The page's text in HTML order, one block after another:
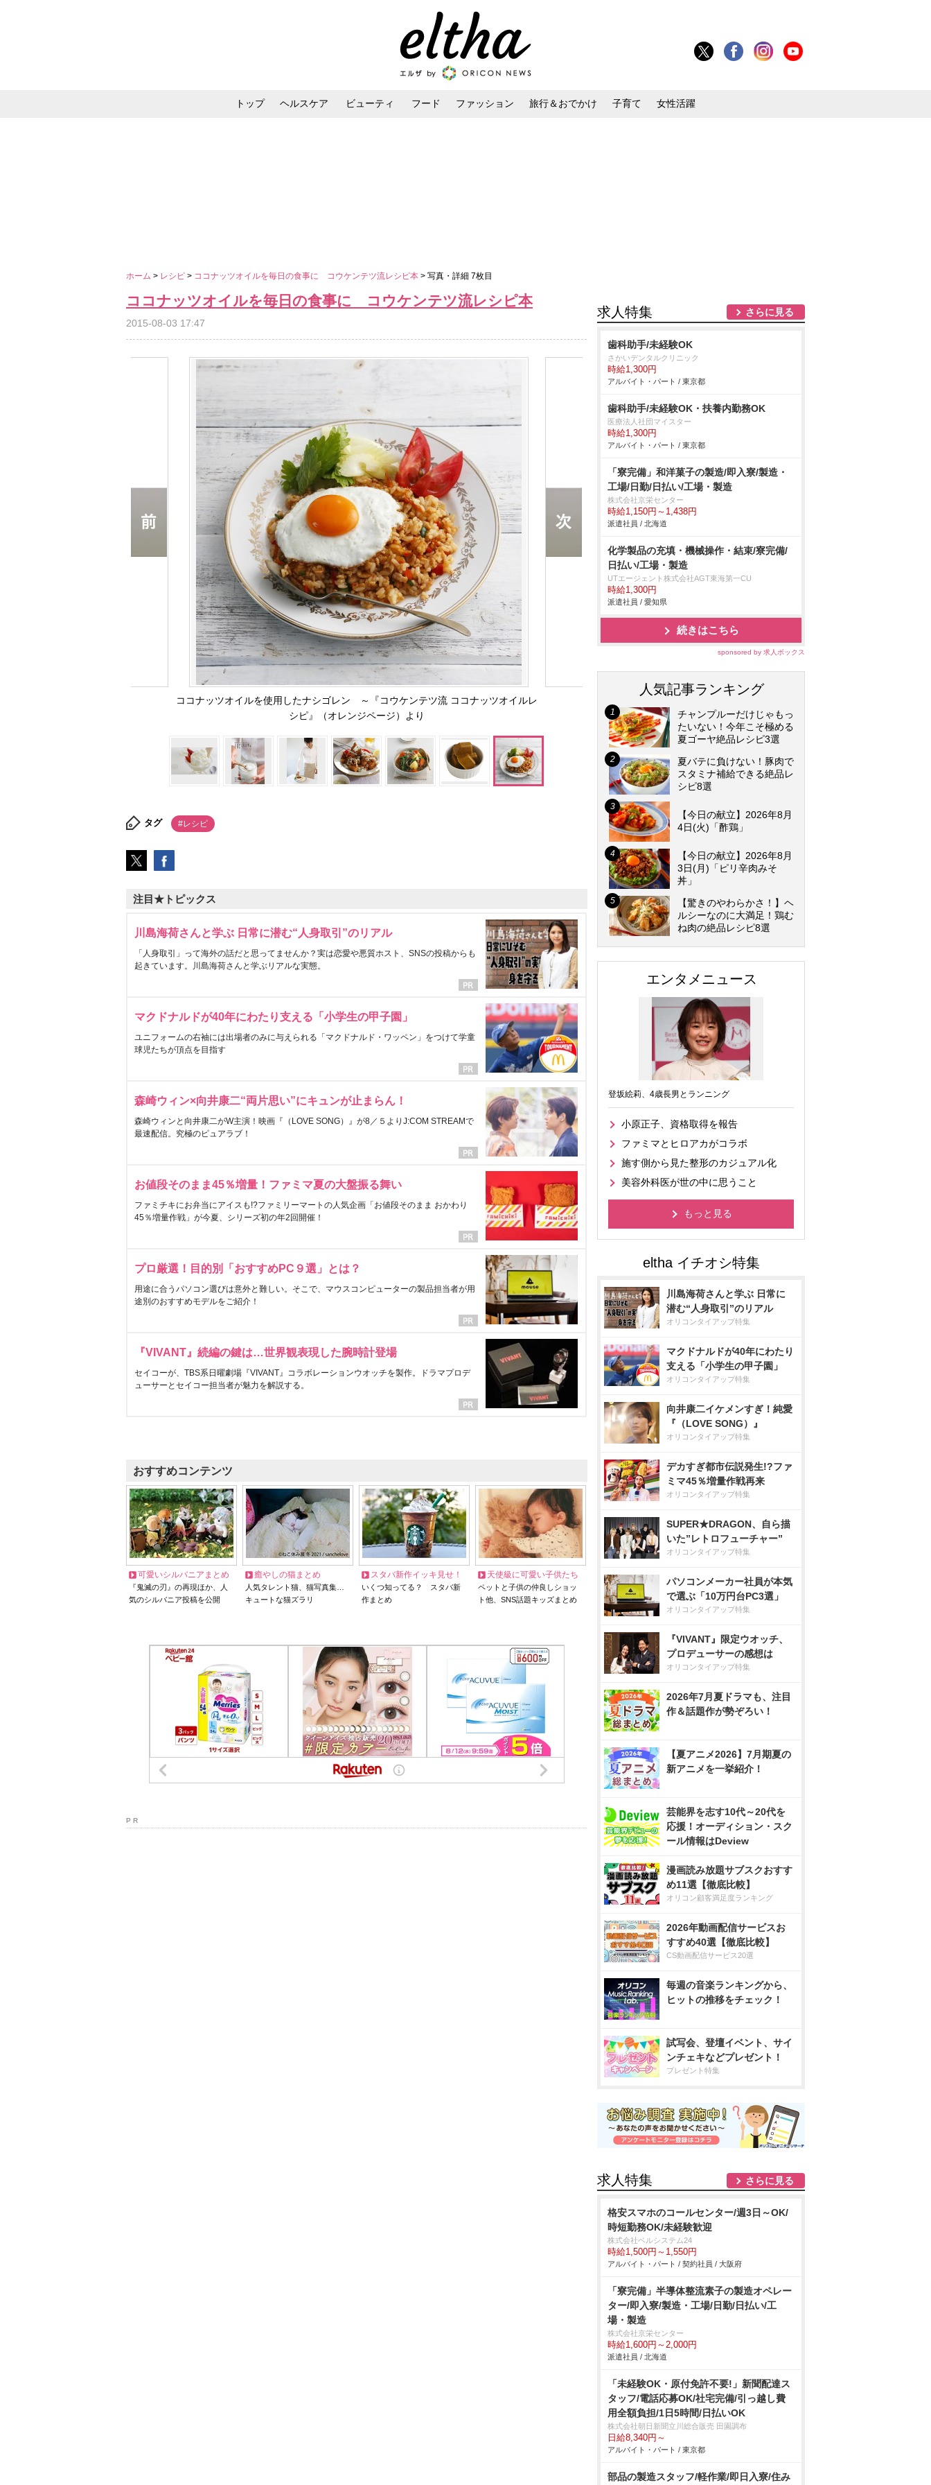
トップ ヘルスケア ビューティ フード ファッション 旅行＆おでかけ 子育て 女性活躍
ホーム > レシピ > ココナッツオイルを毎日の食事に コウケンテツ流レシピ本 > 写真・詳細 7枚目
ココナッツオイルを毎日の食事に コウケンテツ流レシピ本
2015-08-03 17:47
ココナッツオイルを使用したナシゴレン ～『コウケンテツ流 ココナッツオイルレ
シピ』（オレンジページ）より
タグ #レシピ
注目★トピックス
川島海荷さんと学ぶ 日常に潜む“人身取引”のリアル
「人身取引」って海外の話だと思ってませんか？実は恋愛や悪質ホスト、SNSの投稿からも
起きています。川島海荷さんと学ぶリアルな実態。
マクドナルドが40年にわたり支える「小学生の甲子園」
ユニフォームの右袖には出場者のみに与えられる「マクドナルド・ワッペン」をつけて学童
球児たちが頂点を目指す
森崎ウィン×向井康二“両片思い”にキュンが止まらん！
森崎ウィンと向井康二がW主演！映画『（LOVE SONG）』が8／５よりJ:COM STREAMで
最速配信。究極のピュアラブ！
お値段そのまま45％増量！ファミマ夏の大盤振る舞い
ファミチキにお弁当にアイスも!?ファミリーマートの人気企画「お値段そのまま おかわり
45％増量作戦」が今夏、シリーズ初の年2回開催！
プロ厳選！目的別「おすすめPC９選」とは？
用途に合うパソコン選びは意外と難しい。そこで、マウスコンピューターの製品担当者が用
途別のおすすめモデルをご紹介！
『VIVANT』続編の鍵は…世界観表現した腕時計登場
セイコーが、TBS系日曜劇場『VIVANT』コラボレーションウオッチを製作。ドラマプロデ
ューサーとセイコー担当者が魅力を解説する。
おすすめコンテンツ
可愛いシルバニアまとめ
『鬼滅の刃』の再現ほか、人
気のシルバニア投稿を公開
癒やしの猫まとめ
人気タレント猫、猫写真集…
キュートな猫ズラリ
スタバ新作イッキ見せ！
いくつ知ってる？ スタバ新
作まとめ
天使級に可愛い子供たち
ペットと子供の仲良しショッ
ト他、SNS話題キッズまとめ
P R
求人特集 さらに見る
歯科助手/未経験OK
さかいデンタルクリニック
時給1,300円
アルバイト・パート / 東京都
歯科助手/未経験OK・扶養内勤務OK
医療法人社団マイスター
時給1,300円
アルバイト・パート / 東京都
「寮完備」和洋菓子の製造/即入寮/製造・
工場/日勤/日払い/工場・製造
株式会社京栄センター
時給1,150円～1,438円
派遣社員 / 北海道
化学製品の充填・機械操作・結束/寮完備/
日払い/工場・製造
UTエージェント株式会社AGT東海第一CU
時給1,300円
派遣社員 / 愛知県
続きはこちら
sponsored by 求人ボックス
人気記事ランキング
チャンプルーだけじゃもっ
たいない！今年こそ極める
夏ゴーヤ絶品レシピ3選
夏バテに負けない！豚肉で
スタミナ補給できる絶品レ
シピ8選
【今日の献立】2026年8月
4日(火)「酢鶏」
【今日の献立】2026年8月
3日(月)「ピリ辛肉みそ
丼」
【驚きのやわらかさ！】ヘ
ルシーなのに大満足！鶏む
ね肉の絶品レシピ8選
エンタメニュース
登坂絵莉、4歳長男とランニング
小原正子、資格取得を報告
ファミマとヒロアカがコラボ
施す側から見た整形のカジュアル化
美容外科医が世の中に思うこと
もっと見る
川島海荷さんと学ぶ 日常に
潜む“人身取引”のリアル
オリコンタイアップ特集
マクドナルドが40年にわたり
支える「小学生の甲子園」
オリコンタイアップ特集
向井康二イケメンすぎ！純愛
『（LOVE SONG）』
オリコンタイアップ特集
デカすぎ都市伝説発生!?ファ
ミマ45％増量作戦再来
オリコンタイアップ特集
SUPER★DRAGON、自ら描
いた”レトロフューチャー”
オリコンタイアップ特集
パソコンメーカー社員が本気
で選ぶ「10万円台PC3選」
オリコンタイアップ特集
『VIVANT』限定ウオッチ、
プロデューサーの感想は
オリコンタイアップ特集
2026年7月夏ドラマも、注目
作＆話題作が勢ぞろい！
【夏アニメ2026】7月期夏の
新アニメを一挙紹介！
芸能界を志す10代～20代を
応援！オーディション・スク
ール情報はDeview
漫画読み放題サブスクおすす
め11選【徹底比較】
オリコン顧客満足度ランキング
2026年動画配信サービスお
すすめ40選【徹底比較】
CS動画配信サービス20選
毎週の音楽ランキングから、
ヒットの推移をチェック！
試写会、登壇イベント、サイ
ンチェキなどプレゼント！
プレゼント特集
求人特集 さらに見る
格安スマホのコールセンター/週3日～OK/
時短勤務OK/未経験歓迎
株式会社ベルシステム24
時給1,500円～1,550円
アルバイト・パート / 契約社員 / 大阪府
「寮完備」半導体整流素子の製造オペレー
ター/即入寮/製造・工場/日勤/日払い/工
場・製造
株式会社京栄センター
時給1,600円～2,000円
派遣社員 / 北海道
「未経験OK・原付免許不要!」新聞配達ス
タッフ/電話応募OK/社宅完備/引っ越し費
用全額負担/1日5時間/日払いOK
株式会社朝日新聞立川総合販売 田園調布
日給8,340円～
アルバイト・パート / 東京都
部品の製造スタッフ/軽作業/即日入寮/住み